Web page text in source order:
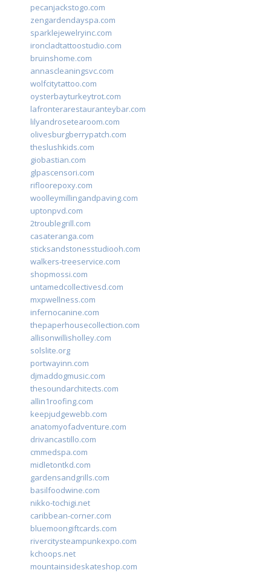
pecanjackstogo.com
zengardendayspa.com
sparklejewelryinc.com
ironcladtattoostudio.com
bruinshome.com
annascleaningsvc.com
wolfcitytattoo.com
oysterbayturkeytrot.com
lafronterarestauranteybar.com
lilyandrosetearoom.com
olivesburgberrypatch.com
theslushkids.com
giobastian.com
glpascensori.com
rifloorepoxy.com
woolleymillingandpaving.com
uptonpvd.com
2troublegrill.com
casateranga.com
sticksandstonesstudiooh.com
walkers-treeservice.com
shopmossi.com
untamedcollectivesd.com
mxpwellness.com
infernocanine.com
thepaperhousecollection.com
allisonwillisholley.com
solslite.org
portwayinn.com
djmaddogmusic.com
thesoundarchitects.com
allin1roofing.com
keepjudgewebb.com
anatomyofadventure.com
drivancastillo.com
cmmedspa.com
midletontkd.com
gardensandgrills.com
basilfoodwine.com
nikko-tochigi.net
caribbean-corner.com
bluemoongiftcards.com
rivercitysteampunkexpo.com
kchoops.net
mountainsideskateshop.com